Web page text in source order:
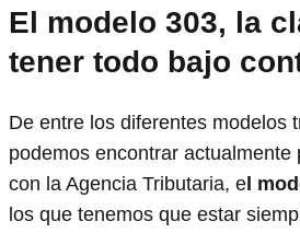
El modelo 303, la
tener todo bajo
De entre los diferentes modelos
podemos encontrar actualmente
con la Agencia Tributaria, e l
los que tenemos que estar